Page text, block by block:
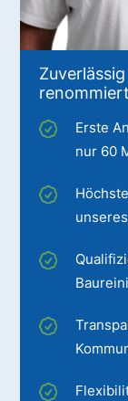
Erste
nur 60